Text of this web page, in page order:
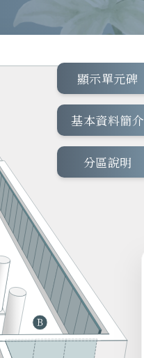
顯示單元碑
基本資料簡介
分區說明